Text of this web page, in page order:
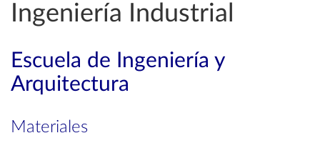
Ingeniería Industrial
Escuela de Ingeniería y
Arquitectura
Materiales